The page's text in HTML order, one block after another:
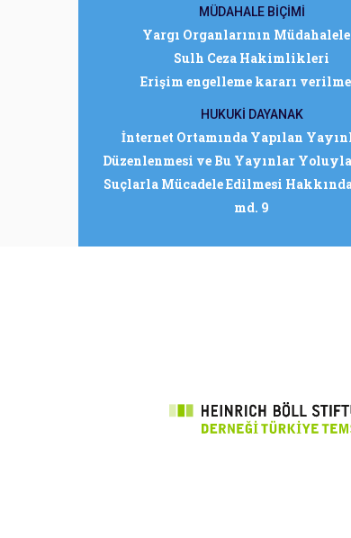
MÜDAHALE BİÇİMİ
Yargı Organlarının
Sulh Ceza Hakimlikleri
Erişim engelleme kararı
HUKUKİ DAYANAK
İnternet Ortamında Yapılan
Düzenlenmesi ve Bu Yayınlar
Suçlarla Mücadele Edilmesi
md. 9